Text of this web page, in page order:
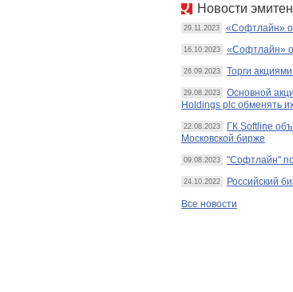
Новости
29.11.2023 «Софтлайн»
16.10.2023 «Софтлайн»
26.09.2023 Торги
29.08.2023
Основной
Holdings plc обменять
22.08.2023
ГК Softline
Московской бирже
09.08.2023 "Софтлайн"
24.10.2022
Российский
Все новости